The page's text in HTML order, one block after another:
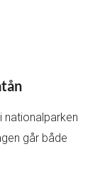
nationalparken
går både